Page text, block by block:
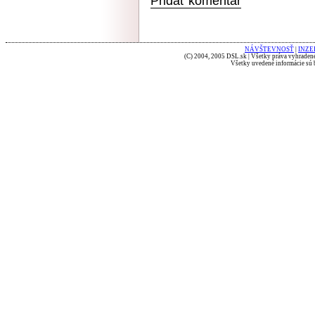
NÁVŠTEVNOSŤ
(C) 2004, 2005 DSL.sk | Všetky práva
Všetky uvedené informácie sú